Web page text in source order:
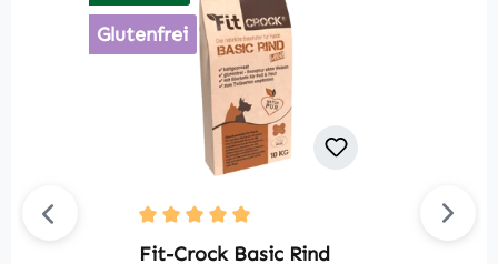
Glutenfrei
Durchschnittliche Bewertung von 5 von 5
Fit-Crock Basic Rind